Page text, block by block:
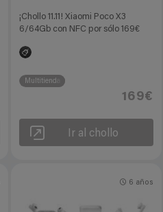
¡Chollo 11.11! Xiaomi Poco X3
6/64Gb con NFC por sólo 169€
Multitienda
169€
Ir al chollo
6 años